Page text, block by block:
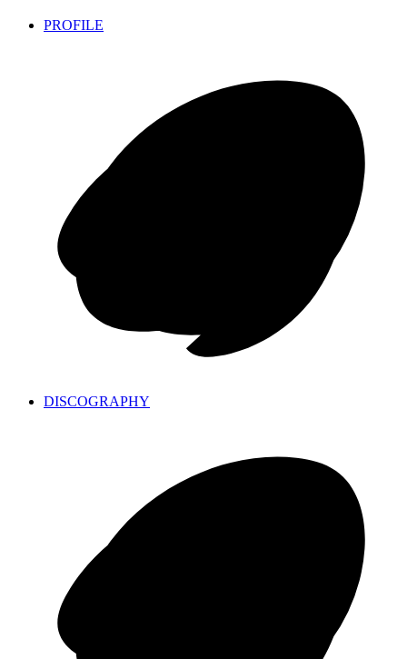
PROFILE
DISCOGRAPHY